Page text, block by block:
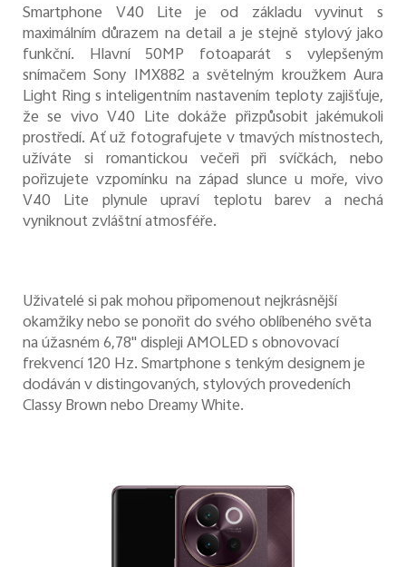
Smartphone V40 Lite je od základu vyvinut s
maximálním důrazem na detail a je stejně stylový jako
funkční. Hlavní 50MP fotoaparát s vylepšeným
snímačem Sony IMX882 a světelným kroužkem Aura
Light Ring s inteligentním nastavením teploty zajišťuje,
že se vivo V40 Lite dokáže přizpůsobit jakémukoli
prostředí. Ať už fotografujete v tmavých místnostech,
užíváte si romantickou večeři při svíčkách, nebo
pořizujete vzpomínku na západ slunce u moře, vivo
V40 Lite plynule upraví teplotu barev a nechá
vyniknout zvláštní atmosféře.
Uživatelé si pak mohou připomenout nejkrásnější
okamžiky nebo se ponořit do svého oblíbeného světa
na úžasném 6,78" displeji AMOLED s obnovovací
frekvencí 120 Hz. Smartphone s tenkým designem je
dodáván v distingovaných, stylových provedeních
Classy Brown nebo Dreamy White.